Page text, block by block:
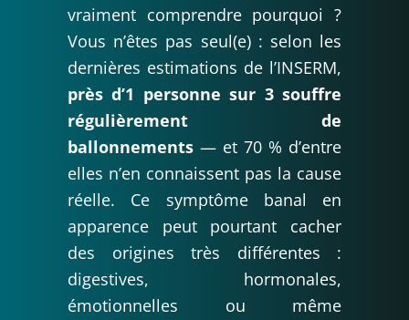
vraiment comprendre pourquoi ?
Vous n’êtes pas seul(e) : selon les
dernières estimations de l’INSERM,
près d’1 personne sur 3 souffre
régulièrement de
ballonnements — et 70 % d’entre
elles n’en connaissent pas la cause
réelle. Ce symptôme banal en
apparence peut pourtant cacher
des origines très différentes :
digestives, hormonales,
émotionnelles ou même